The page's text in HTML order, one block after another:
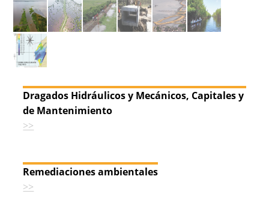
Dragados Hidráulicos y Mecánicos, Capitales y
de Mantenimiento
>>
Remediaciones ambientales
>>